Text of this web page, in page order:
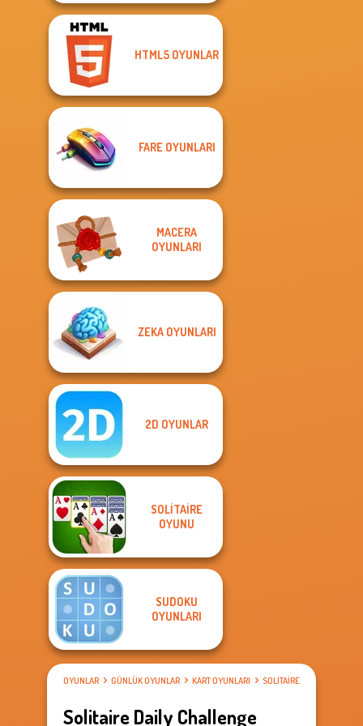
HTML5 OYUNLAR
FARE OYUNLARI
MACERA
OYUNLARI
ZEKA OYUNLARI
2D OYUNLAR
SOLITAIRE
OYUNU
SUDOKU
OYUNLARI
OYUNLAR GÜNLÜK OYUNLAR KART OYUNLARI SOLITAIRE OYUNU
Solitaire Daily Challenge